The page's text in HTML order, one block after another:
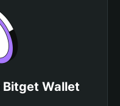
Bitget Wallet